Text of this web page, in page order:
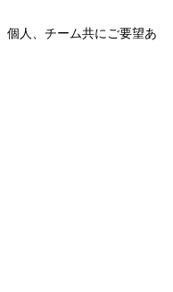
個人、チーム共にご要望あ